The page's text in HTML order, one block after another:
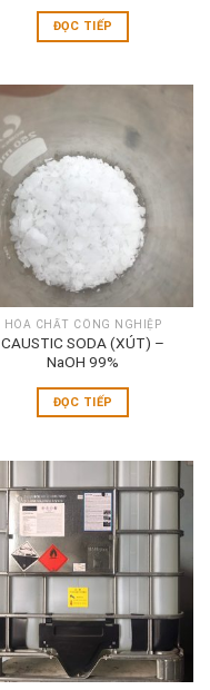
ĐỌC TIẾP
HÓA CHẤT CÔNG NGHIỆP
CAUSTIC SODA (XÚT) –
NaOH 99%
ĐỌC TIẾP